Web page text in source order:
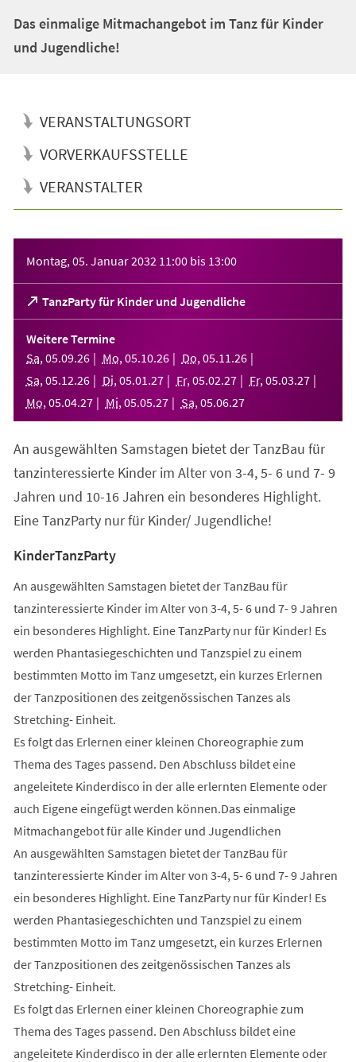
Das einmalige Mitmachangebot im Tanz für Kinder
und Jugendliche!
VERANSTALTUNGSORT
VORVERKAUFSSTELLE
VERANSTALTER
Montag, 05. Januar 2032 11:00 bis 13:00
TanzParty für Kinder und Jugendliche
(Öffnet
in
einem
neuen
Tab)
Weitere Termine
Sa, 05.09.26 Mo, 05.10.26 Do, 05.11 .26
Sa, 05.12.26 Di, 05.01 .27 Fr, 05.02.27 Fr, 05.03.27
Mo, 05.04.27 Mi, 05.05.27 Sa, 05.06.27
An ausgewählten Samstagen bietet der TanzBau für
tanzinteressierte Kinder im Alter von 3-4, 5- 6 und 7- 9
Jahren und 10-16 Jahren ein besonderes Highlight.
Eine TanzParty nur für Kinder/ Jugendliche!
KinderTanzParty
An ausgewählten Samstagen bietet der TanzBau für
tanzinteressierte Kinder im Alter von 3-4, 5- 6 und 7- 9 Jahren
ein besonderes Highlight. Eine TanzParty nur für Kinder! Es
werden Phantasiegeschichten und Tanzspiel zu einem
bestimmten Motto im Tanz umgesetzt, ein kurzes Erlernen
der Tanzpositionen des zeitgenössischen Tanzes als
Stretching- Einheit.
Es folgt das Erlernen einer kleinen Choreographie zum
Thema des Tages passend. Den Abschluss bildet eine
angeleitete Kinderdisco in der alle erlernten Elemente oder
auch Eigene eingefügt werden können.Das einmalige
Mitmachangebot für alle Kinder und Jugendlichen
An ausgewählten Samstagen bietet der TanzBau für
tanzinteressierte Kinder im Alter von 3-4, 5- 6 und 7- 9 Jahren
ein besonderes Highlight. Eine TanzParty nur für Kinder! Es
werden Phantasiegeschichten und Tanzspiel zu einem
bestimmten Motto im Tanz umgesetzt, ein kurzes Erlernen
der Tanzpositionen des zeitgenössischen Tanzes als
Stretching- Einheit.
Es folgt das Erlernen einer kleinen Choreographie zum
Thema des Tages passend. Den Abschluss bildet eine
angeleitete Kinderdisco in der alle erlernten Elemente oder